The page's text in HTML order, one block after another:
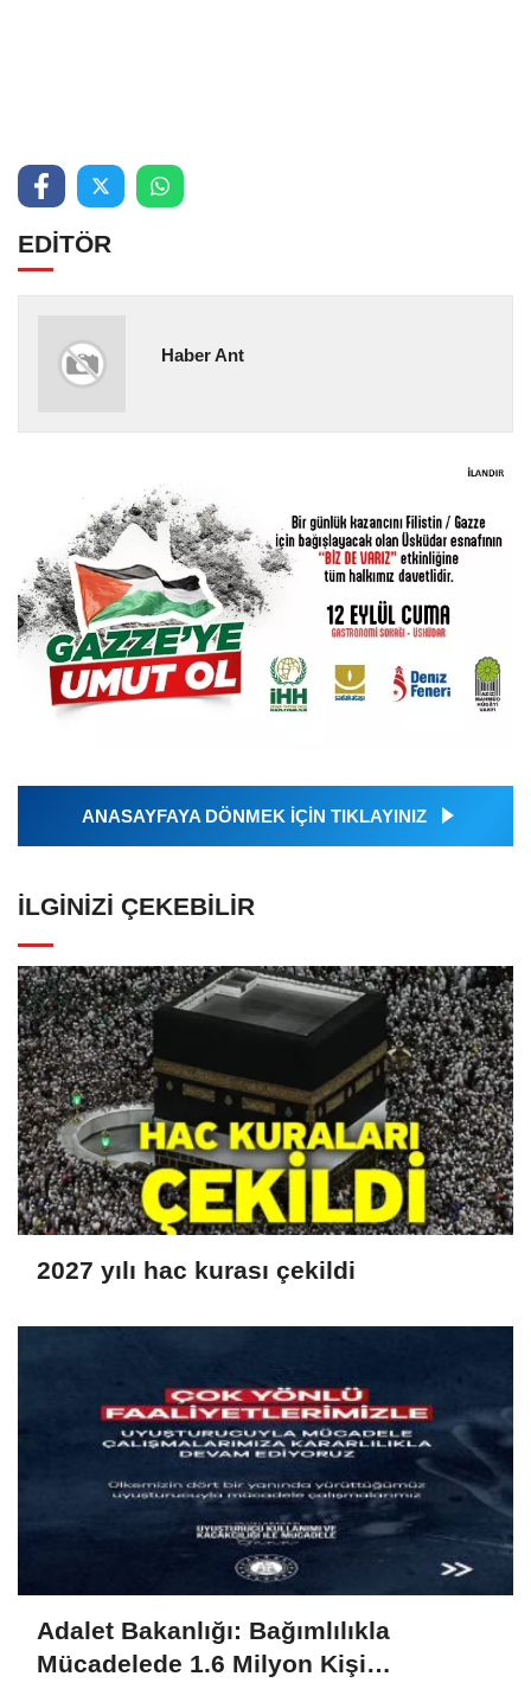
EDİTÖR
Haber Ant
ANASAYFAYA DÖNMEK İÇİN TIKLAYINIZ
İLGINIZI ÇEKEBILIR
2027 yılı hac kurası çekildi
Adalet Bakanlığı: Bağımlılıkla
Mücadelede 1.6 Milyon Kişi